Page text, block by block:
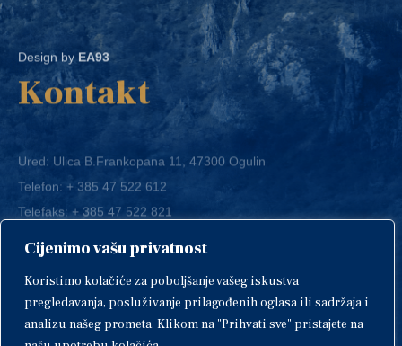
Cijenimo vašu privatnost
Koristimo kolačiće za poboljšanje vašeg iskustva
pregledavanja, posluživanje prilagođenih oglasa ili sadržaja i
analizu našeg prometa. Klikom na "Prihvati sve" pristajete na
Design by EA93
Kontakt
Ured: Ulica B.Frankopana 11, 47300 Ogulin
Telefon:+ 385 47 522 612
Telefaks:+ 385 47 522 821
E-mail:grad-ogulin@ogulin.hr
IBAN: HR1424020061829700009